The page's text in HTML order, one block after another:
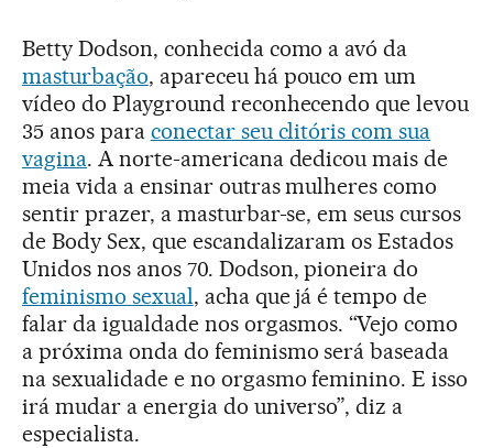
Betty Dodson, conhecida como a avó da
masturbação, apareceu há pouco em um
vídeo do Playground reconhecendo que levou
35 anos para conectar seu clitóris com sua
vagina. A norte-americana dedicou mais de
meia vida a ensinar outras mulheres como
sentir prazer, a masturbar-se, em seus cursos
de Body Sex, que escandalizaram os Estados
Unidos nos anos 70. Dodson, pioneira do
feminismo sexual, acha que já é tempo de
falar da igualdade nos orgasmos. “Vejo como
a próxima onda do feminismo será baseada
na sexualidade e no orgasmo feminino. E isso
irá mudar a energia do universo”, diz a
especialista.